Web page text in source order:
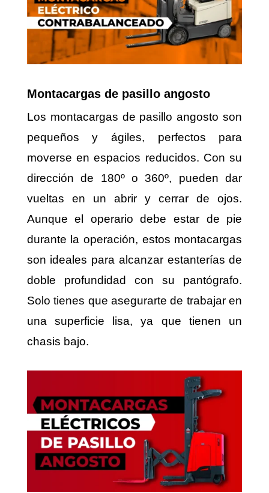
Montacargas de pasillo angosto
Los montacargas de pasillo angosto son
pequeños y ágiles, perfectos para
moverse en espacios reducidos. Con su
dirección de 180º o 360º, pueden dar
vueltas en un abrir y cerrar de ojos.
Aunque el operario debe estar de pie
durante la operación, estos montacargas
son ideales para alcanzar estanterías de
doble profundidad con su pantógrafo.
Solo tienes que asegurarte de trabajar en
una superficie lisa, ya que tienen un
chasis bajo.